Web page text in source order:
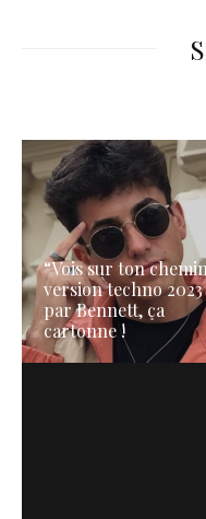
“Vois sur ton
version techno 2023
par Bennett, ça
cartonne !